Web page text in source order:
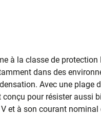
à la classe de protection
dans des
Avec une plage
conçu pour résister aussi
et à son courant nominal